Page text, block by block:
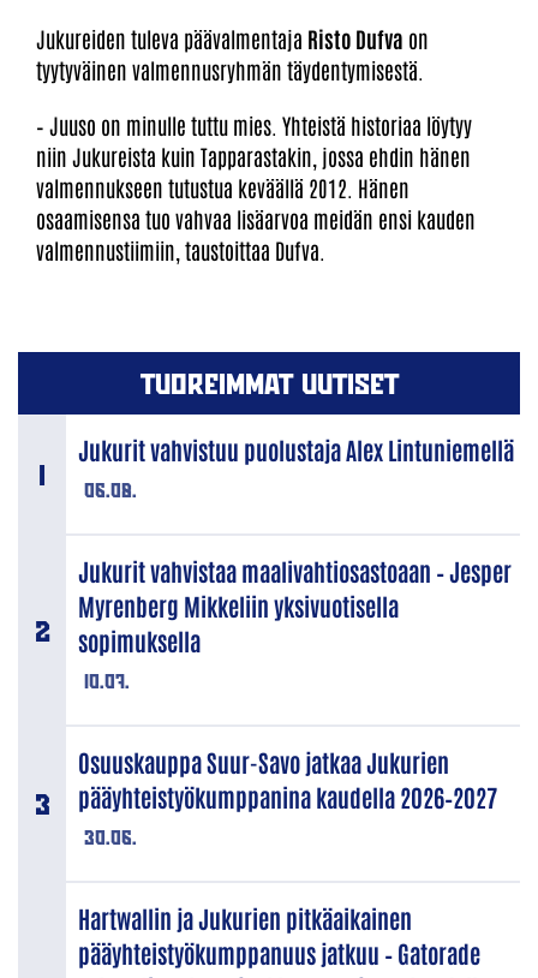
Jukureiden tuleva päävalmentaja Risto Dufva on
tyytyväinen valmennusryhmän täydentymisestä.
– Juuso on minulle tuttu mies. Yhteistä historiaa löytyy
niin Jukureista kuin Tapparastakin, jossa ehdin hänen
valmennukseen tutustua keväällä 2012. Hänen
osaamisensa tuo vahvaa lisäarvoa meidän ensi kauden
valmennustiimiin, taustoittaa Dufva.
TUOREIMMAT UUTISET
06.08.
Jukurit vahvistuu puolustaja Alex Lintuniemellä
10.07.
Jukurit vahvistaa maalivahtiosastoaan – Jesper
Myrenberg Mikkeliin yksivuotisella
sopimuksella
30.06.
Osuuskauppa Suur-Savo jatkaa Jukurien
pääyhteistyökumppanina kaudella 2026–2027
Hartwallin ja Jukurien pitkäaikainen
pääyhteistyökumppanuus jatkuu – Gatorade